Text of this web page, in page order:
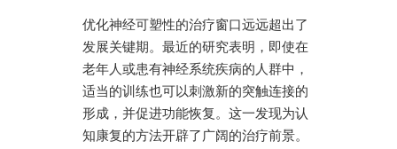
优化神经可塑性的治疗窗口远远超出了
发展关键期。最近的研究表明，即使在
老年人或患有神经系统疾病的人群中，
适当的训练也可以刺激新的突触连接的
形成，并促进功能恢复。这一发现为认
知康复的方法开辟了广阔的治疗前景。